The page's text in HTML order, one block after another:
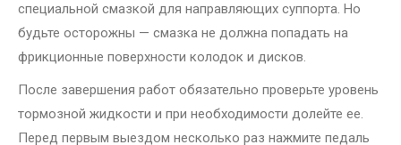
специальной смазкой для направляющих суппорта. Но
будьте осторожны — смазка не должна попадать на
фрикционные поверхности колодок и дисков.
После завершения работ обязательно проверьте уровень
тормозной жидкости и при необходимости долейте ее.
Перед первым выездом несколько раз нажмите педаль